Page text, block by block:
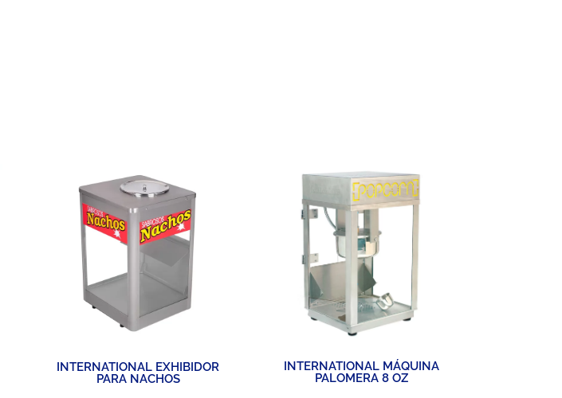
INTERNATIONAL EXHIBIDOR
PARA NACHOS
INTERNATIONAL MÁQUINA
PALOMERA 8 OZ